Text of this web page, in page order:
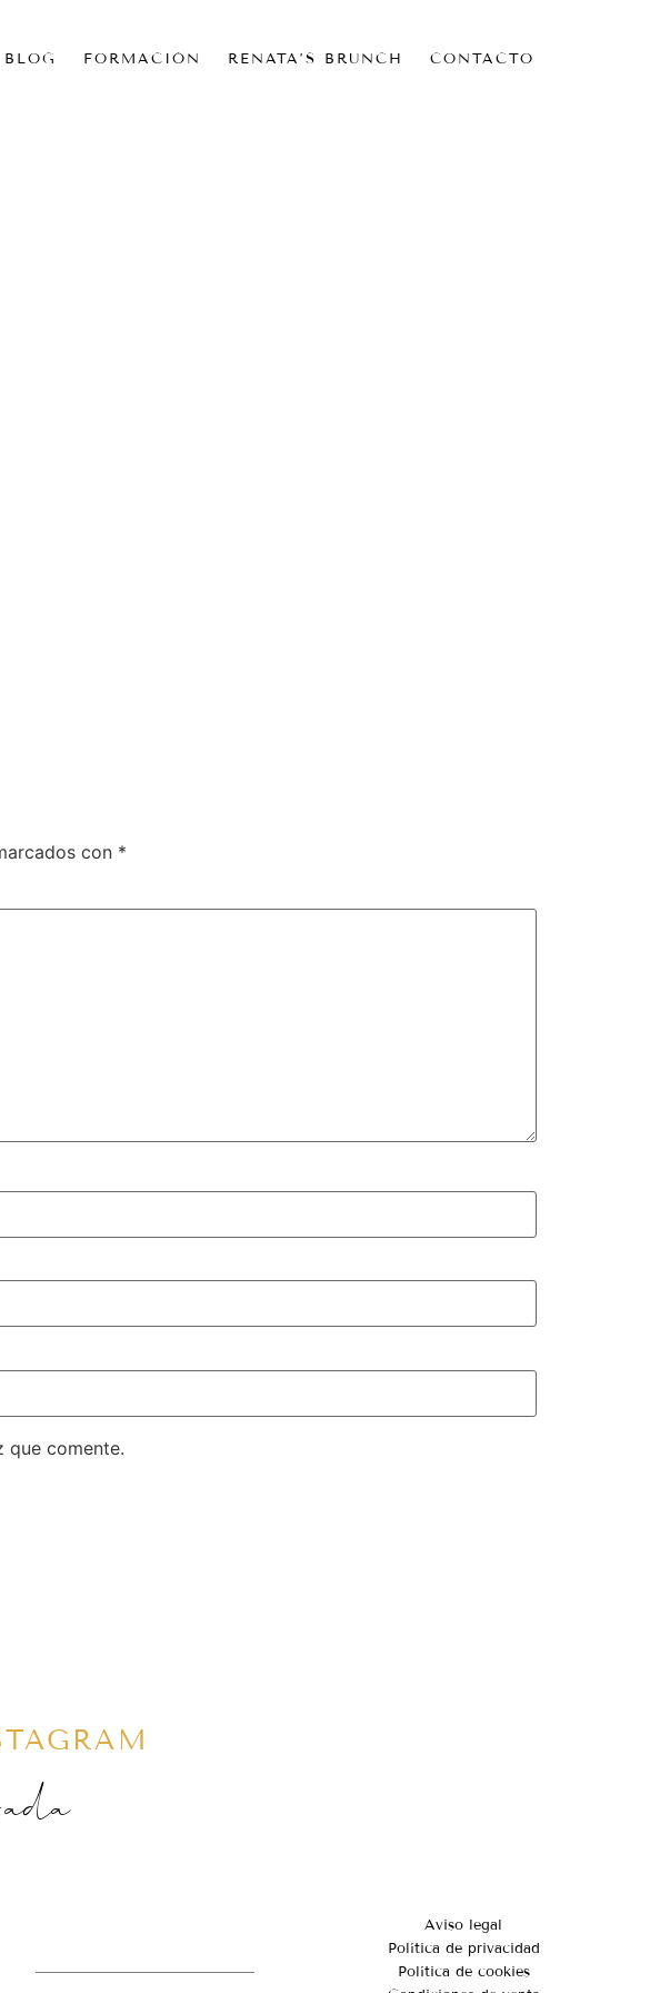
BLOG FORMACIÓN RENATA’S BRUNCH CONTACTO
con *
que comente.
Aviso legal
Política de privacidad
Política de cookies